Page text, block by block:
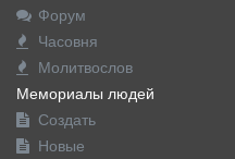
Форум
Часовня
Молитвослов
Мемориалы людей
Создать
Новые